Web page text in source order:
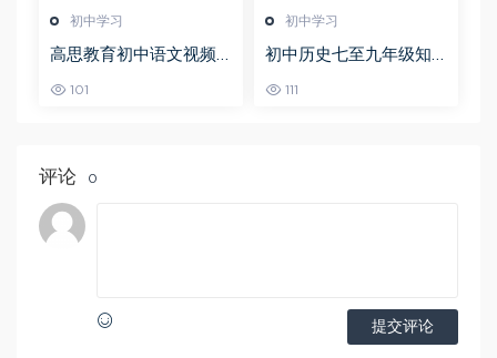
初中学习
高思教育初中语文视频
全部课程
101
初中学习
初中历史七至九年级知
衡水内部资料人教版，
111
评论 0
提交评论